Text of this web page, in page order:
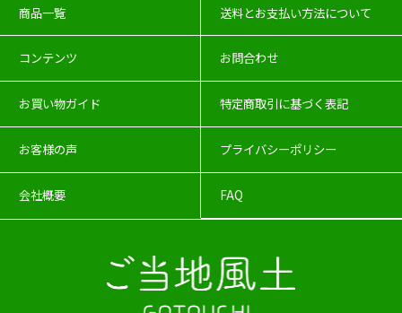
商品一覧
コンテンツ
お買い物ガイド
お客様の声
会社概要
送料とお支払い方法について
お問合わせ
特定商取引に基づく表記
プライバシーポリシー
FAQ